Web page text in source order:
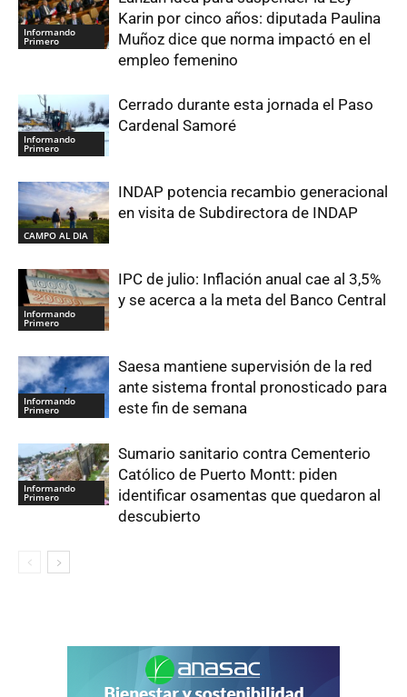
Informando
Primero
Karin por cinco años: diputada Paulina
Muñoz dice que norma impactó en el
empleo femenino
Informando
Primero
Cerrado durante esta jornada el Paso
Cardenal Samoré
CAMPO AL DIA
INDAP potencia recambio generacional
en visita de Subdirectora de INDAP
Informando
Primero
IPC de julio: Inflación anual cae al 3,5%
y se acerca a la meta del Banco Central
Informando
Primero
Saesa mantiene supervisión de la red
ante sistema frontal pronosticado para
este fin de semana
Informando
Primero
Sumario sanitario contra Cementerio
Católico de Puerto Montt: piden
identificar osamentas que quedaron al
descubierto